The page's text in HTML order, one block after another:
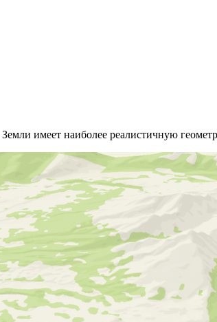
имеет наиболее реалистичную